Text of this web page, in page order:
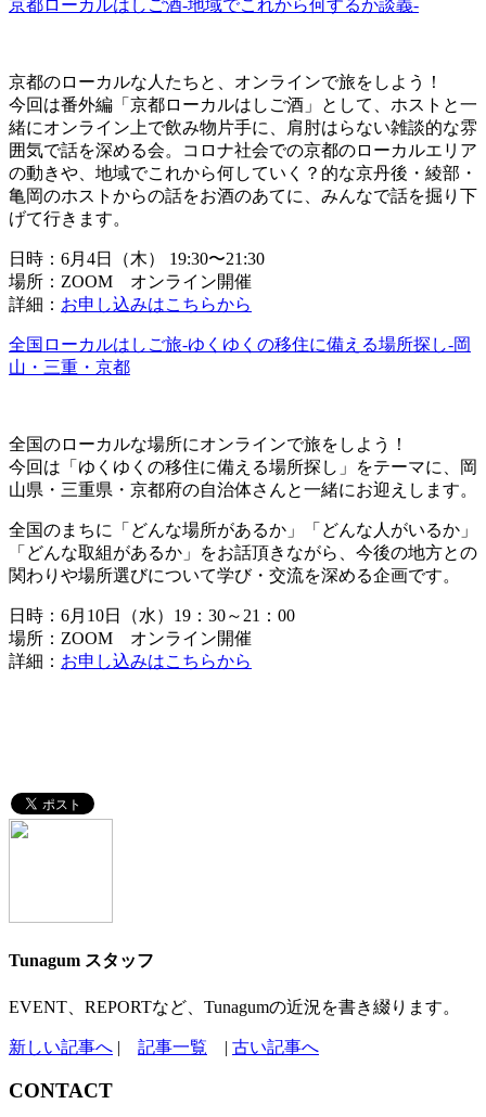
京都ローカルはしご酒-地域でこれから何するか談義-
京都のローカルな人たちと、オンラインで旅をしよう！
今回は番外編「京都ローカルはしご酒」として、ホストと一
緒にオンライン上で飲み物片手に、肩肘はらない雑談的な雰
囲気で話を深める会。コロナ社会での京都のローカルエリア
の動きや、地域でこれから何していく？的な京丹後・綾部・
亀岡のホストからの話をお酒のあてに、みんなで話を掘り下
げて行きます。
日時：6月4日（木） 19:30〜21:30
場所：ZOOM オンライン開催
詳細： お申し込みはこちらから
全国ローカルはしご旅-ゆくゆくの移住に備える場所探し-岡
山・三重・京都
全国のローカルな場所にオンラインで旅をしよう！
今回は「ゆくゆくの移住に備える場所探し」をテーマに、岡
山県・三重県・京都府の自治体さんと一緒にお迎えします。
全国のまちに「どんな場所があるか」「どんな人がいるか」
「どんな取組があるか」をお話頂きながら、今後の地方との
関わりや場所選びについて学び・交流を深める企画です。
日時：6月10日（水）19：30～21：00
場所：ZOOM オンライン開催
詳細： お申し込みはこちらから
Tunagum スタッフ
EVENT、REPORTなど、Tunagumの近況を書き綴ります。
新しい記事へ | 記事一覧 | 古い記事へ
CONTACT